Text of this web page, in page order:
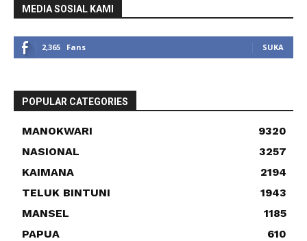
MEDIA SOSIAL KAMI
2,365 Fans SUKA
POPULAR CATEGORIES
MANOKWARI
9320
NASIONAL
3257
KAIMANA
2194
TELUK BINTUNI
1943
MANSEL
1185
PAPUA
610